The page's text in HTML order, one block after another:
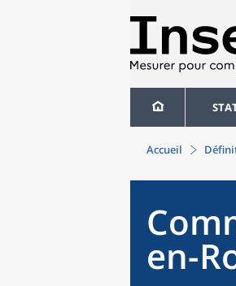
Accueil
en-